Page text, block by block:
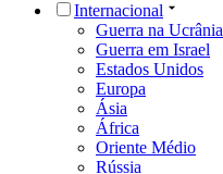
Internacional
Guerra na Ucrânia
Guerra em Israel
Estados Unidos
Europa
Ásia
África
Oriente Médio
Rússia